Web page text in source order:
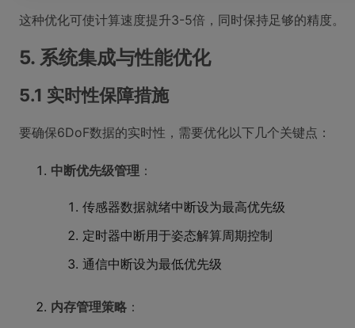
这种优化可使计算速度提升3-5倍，同时保持足够的精度。
5. 系统集成与性能优化
5.1 实时性保障措施
要确保6DoF数据的实时性，需要优化以下几个关键点：
中断优先级管理 ：
传感器数据就绪中断设为最高优先级
定时器中断用于姿态解算周期控制
通信中断设为最低优先级
内存管理策略 ：